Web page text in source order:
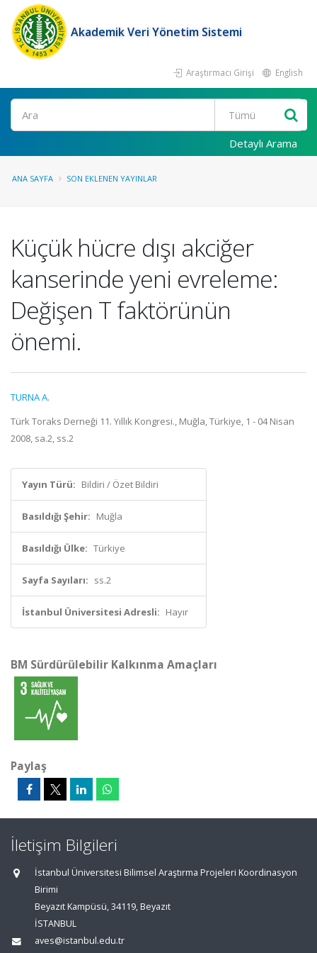
Akademik Veri Yönetim Sistemi
Araştırmacı Girişi English
Ara
Detaylı Arama
ANA SAYFA SON EKLENEN YAYINLAR
Küçük hücre dışı akciğer
kanserinde yeni evreleme:
Değişen T faktörünün
önemi.
TURNA A.
Türk Toraks Derneği 11. Yıllık Kongresi., Muğla, Türkiye, 1 - 04 Nisan
2008, sa.2, ss.2
Yayın Türü: Bildiri / Özet Bildiri
Basıldığı Şehir: Muğla
Basıldığı Ülke: Türkiye
Sayfa Sayıları: ss.2
İstanbul Üniversitesi Adresli: Hayır
BM Sürdürülebilir Kalkınma Amaçları
Paylaş
İletişim Bilgileri
İstanbul Üniversitesi Bilimsel Araştırma Projeleri Koordinasyon
Birimi
Beyazıt Kampüsü, 34119, Beyazıt
İSTANBUL
aves@istanbul.edu.tr